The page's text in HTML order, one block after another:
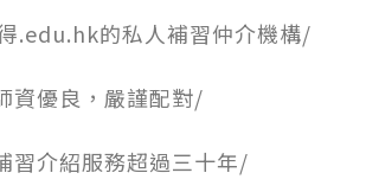
.edu.hk的私人補習仲介機構/
資優良，嚴謹配對/
習介紹服務超過三十年/